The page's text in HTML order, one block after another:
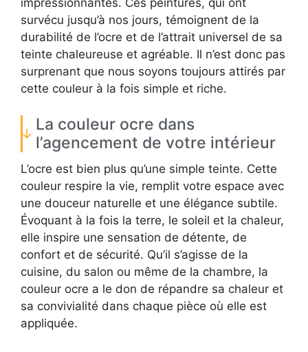
impressionnantes. Ces peintures, qui ont
survécu jusqu’à nos jours, témoignent de la
durabilité de l’ocre et de l’attrait universel de sa
teinte chaleureuse et agréable. Il n’est donc pas
surprenant que nous soyons toujours attirés par
cette couleur à la fois simple et riche.
La couleur ocre dans
l’agencement de votre intérieur
L’ocre est bien plus qu’une simple teinte. Cette
couleur respire la vie, remplit votre espace avec
une douceur naturelle et une élégance subtile.
Évoquant à la fois la terre, le soleil et la chaleur,
elle inspire une sensation de détente, de
confort et de sécurité. Qu’il s’agisse de la
cuisine, du salon ou même de la chambre, la
couleur ocre a le don de répandre sa chaleur et
sa convivialité dans chaque pièce où elle est
appliquée.